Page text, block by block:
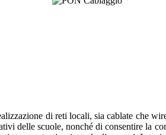
di reti locali, sia cablate che
delle scuole, nonché di consentire la